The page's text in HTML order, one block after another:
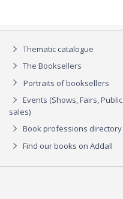
Thematic catalogue
The Booksellers
Portraits of booksellers
Events (Shows, Fairs, Public
sales)
Book professions directory
Find our books on Addall